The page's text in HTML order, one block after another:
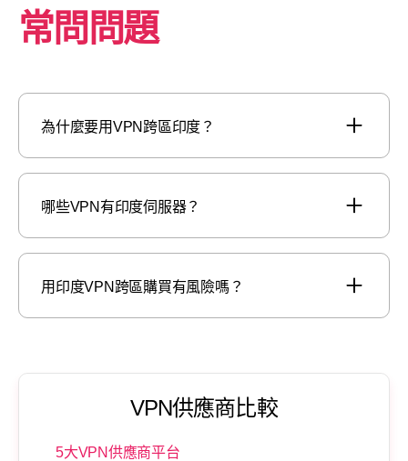
常問問題
為什麼要用VPN跨區印度？
哪些VPN有印度伺服器？
用印度VPN跨區購買有風險嗎？
VPN供應商比較
5大VPN供應商平台